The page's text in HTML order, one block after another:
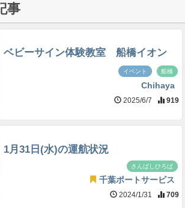
事
ベビーサイン体験教室 船橋イオン
イベント 船橋
Chihaya
2025/6/7 919
1月31日(水)の運航状況
さんばしひろば
千葉ポートサービス
2024/1/31 709